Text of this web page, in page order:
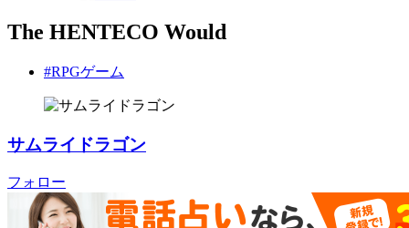
The HENTECO Would
#RPGゲーム
サムライドラゴン
フォロー